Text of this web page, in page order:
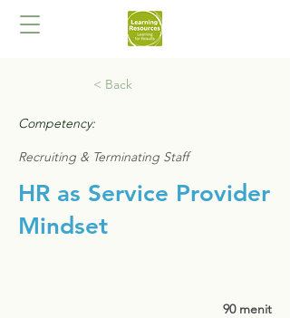
< Back
Competency:
Recruiting & Terminating Staff
HR as Service Provider
Mindset​
90 menit